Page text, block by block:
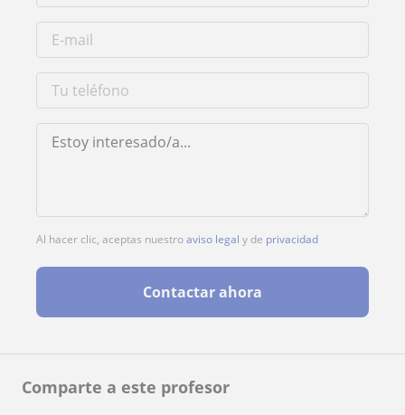
Comparte a este profesor
Al hacer clic, aceptas nuestroaviso legal y de privacidad
Contactar ahora